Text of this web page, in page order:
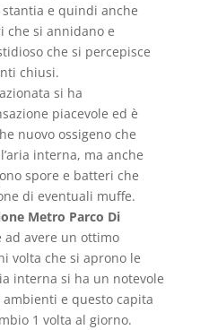
e quindi anche
che si annidano e
che si percepisce
chiusi.
si ha
piacevole ed è
nuovo ossigeno che
interna, ma anche
spore e batteri che
di eventuali muffe.
Metro Parco Di
avere un ottimo
volta che si aprono le
interna si ha un notevole
e questo capita
1 volta al giorno.